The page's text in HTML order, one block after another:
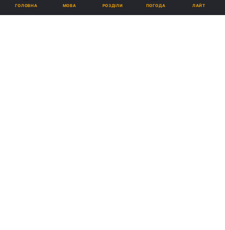
ГОЛОВНА МОВА РОЗДІЛИ ПОГОДА ЛАЙТ